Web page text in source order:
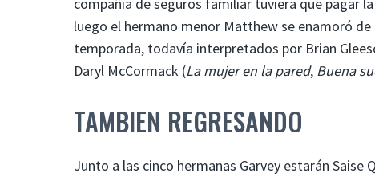
luego el hermano menor Matthew se enamoró
temporada, todavía interpretados por Brian
Daryl McCormack (La mujer en la pared, Buena
TAMBIEN REGRESANDO
Junto a las cinco hermanas Garvey estarán Saise